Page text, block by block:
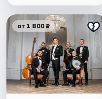
от 1 800 ₽